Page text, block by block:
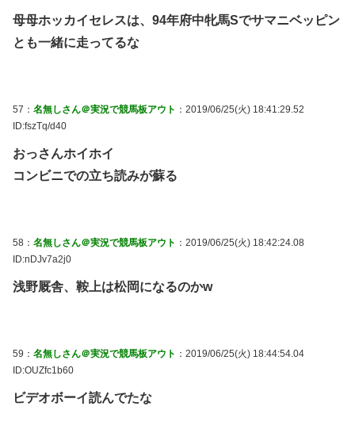
母母ホッカイセレスは、94年府中牝馬Sでサマニベッピン
とも一緒に走ってるな
57： 名無しさん＠実況で競馬板アウト ：2019/06/25(火) 18:41:29.52
ID:fszTq/d40
おっさんホイホイ
コンビニでの立ち読みが蘇る
58： 名無しさん＠実況で競馬板アウト ：2019/06/25(火) 18:42:24.08
ID:nDJv7a2j0
浅野厩舎、鞍上は松岡になるのかw
59： 名無しさん＠実況で競馬板アウト ：2019/06/25(火) 18:44:54.04
ID:OUZfc1b60
ビデオボーイ読んでたな